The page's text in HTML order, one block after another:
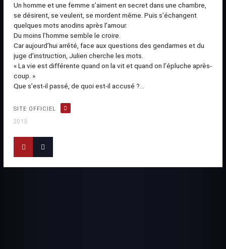
Un homme et une femme s’aiment en secret dans une chambre,
se désirent, se veulent, se mordent même. Puis s’échangent
quelques mots anodins après l’amour.
Du moins l’homme semble le croire.
Car aujourd’hui arrêté, face aux questions des gendarmes et du
juge d’instruction, Julien cherche les mots.
« La vie est différente quand on la vit et quand on l’épluche après-
coup. »
Que s’est-il passé, de quoi est-il accusé ?...
SITE OFFICIEL
2013